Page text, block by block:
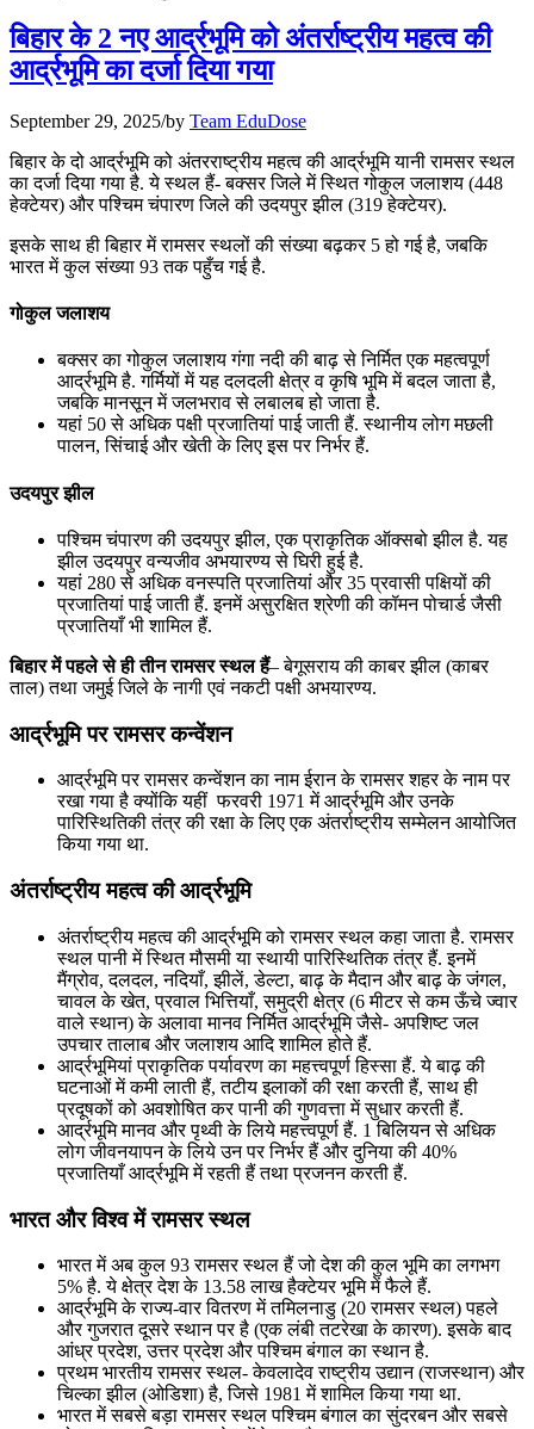
📝 डेली करेंट अफेयर्स: 22-24 जुलाई 2026
📝 डेली करेंट अफेयर्स: 19-21 जुलाई 2026
July 19, 2026
📝 डेली करेंट अफेयर्स: 16-18 जुलाई 2026
बिहार के 2 नए आर्द्रभूमि को अंतर्राष्ट्रीय महत्व की
आर्द्रभूमि का दर्जा दिया गया
September 29, 2025/by Team EduDose
बिहार के दो आर्द्रभूमि को अंतरराष्ट्रीय महत्व की आर्द्रभूमि यानी रामसर स्थल
का दर्जा दिया गया है. ये स्थल हैं- बक्सर जिले में स्थित गोकुल जलाशय (448
हेक्टेयर) और पश्चिम चंपारण जिले की उदयपुर झील (319 हेक्टेयर).
इसके साथ ही बिहार में रामसर स्थलों की संख्या बढ़कर 5 हो गई है, जबकि
भारत में कुल संख्या 93 तक पहुँच गई है.
गोकुल जलाशय
बक्सर का गोकुल जलाशय गंगा नदी की बाढ़ से निर्मित एक महत्वपूर्ण
आर्द्रभूमि है. गर्मियों में यह दलदली क्षेत्र व कृषि भूमि में बदल जाता है,
जबकि मानसून में जलभराव से लबालब हो जाता है.
यहां 50 से अधिक पक्षी प्रजातियां पाई जाती हैं. स्थानीय लोग मछली
पालन, सिंचाई और खेती के लिए इस पर निर्भर हैं.
उदयपुर झील
पश्चिम चंपारण की उदयपुर झील, एक प्राकृतिक ऑक्सबो झील है. यह
झील उदयपुर वन्यजीव अभयारण्य से घिरी हुई है.
यहां 280 से अधिक वनस्पति प्रजातियां और 35 प्रवासी पक्षियों की
प्रजातियां पाई जाती हैं. इनमें असुरक्षित श्रेणी की कॉमन पोचार्ड जैसी
प्रजातियाँ भी शामिल हैं.
बिहार में पहले से ही तीन रामसर स्थल हैं– बेगूसराय की काबर झील (काबर
ताल) तथा जमुई जिले के नागी एवं नकटी पक्षी अभयारण्य.
आर्द्रभूमि पर रामसर कन्वेंशन
आर्द्रभूमि पर रामसर कन्वेंशन का नाम ईरान के रामसर शहर के नाम पर
रखा गया है क्योंकि यहीं फरवरी 1971 में आर्द्रभूमि और उनके
पारिस्थितिकी तंत्र की रक्षा के लिए एक अंतर्राष्ट्रीय सम्मेलन आयोजित
किया गया था.
अंतर्राष्ट्रीय महत्व की आर्द्रभूमि
अंतर्राष्ट्रीय महत्व की आर्द्रभूमि को रामसर स्थल कहा जाता है. रामसर
स्थल पानी में स्थित मौसमी या स्थायी पारिस्थितिक तंत्र हैं. इनमें
मैंग्रोव, दलदल, नदियाँ, झीलें, डेल्टा, बाढ़ के मैदान और बाढ़ के जंगल,
चावल के खेत, प्रवाल भित्तियाँ, समुद्री क्षेत्र (6 मीटर से कम ऊँचे ज्वार
वाले स्थान) के अलावा मानव निर्मित आर्द्रभूमि जैसे- अपशिष्ट जल
उपचार तालाब और जलाशय आदि शामिल होते हैं.
आर्द्रभूमियां प्राकृतिक पर्यावरण का महत्त्वपूर्ण हिस्सा हैं. ये बाढ़ की
घटनाओं में कमी लाती हैं, तटीय इलाकों की रक्षा करती हैं, साथ ही
प्रदूषकों को अवशोषित कर पानी की गुणवत्ता में सुधार करती हैं.
आर्द्रभूमि मानव और पृथ्वी के लिये महत्त्वपूर्ण हैं. 1 बिलियन से अधिक
लोग जीवनयापन के लिये उन पर निर्भर हैं और दुनिया की 40%
प्रजातियाँ आर्द्रभूमि में रहती हैं तथा प्रजनन करती हैं.
भारत और विश्व में रामसर स्थल
भारत में अब कुल 93 रामसर स्थल हैं जो देश की कुल भूमि का लगभग
5% है. ये क्षेत्र देश के 13.58 लाख हैक्‍टेयर भूमि में फैले हैं.
आर्द्रभूमि के राज्य-वार वितरण में तमिलनाडु (20 रामसर स्थल) पहले
और गुजरात दूसरे स्थान पर है (एक लंबी तटरेखा के कारण). इसके बाद
आंध्र प्रदेश, उत्तर प्रदेश और पश्चिम बंगाल का स्थान है.
प्रथम भारतीय रामसर स्थल- केवलादेव राष्ट्रीय उद्यान (राजस्थान) और
चिल्का झील (ओडिशा) है, जिसे 1981 में शामिल किया गया था.
भारत में सबसे बड़ा रामसर स्थल पश्चिम बंगाल का सुंदरबन और सबसे